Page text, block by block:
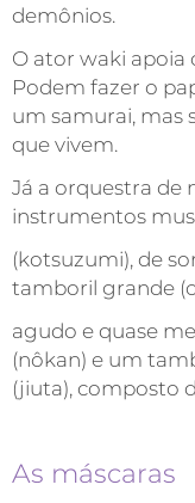
demônios.
O ator waki apoia
Podem fazer o
um samurai, mas
que vivem.
Já a orquestra de
instrumentos
(kotsuzumi), de
tamboril grande
agudo e quase
(nôkan) e um
(jiuta), composto
As máscaras